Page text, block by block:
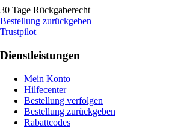
30 Tage Rückgaberecht
Bestellung zurückgeben
Trustpilot
Dienstleistungen
Mein Konto
Hilfecenter
Bestellung verfolgen
Bestellung zurückgeben
Rabattcodes